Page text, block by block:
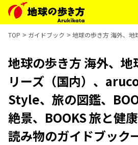
TOP ガイドブック 地球の歩き方 海外、地
地球の歩き方 海外、
リーズ（国内）、
Style、旅の図鑑、
絶景、BOOKS 旅と健
読み物のガイドブック